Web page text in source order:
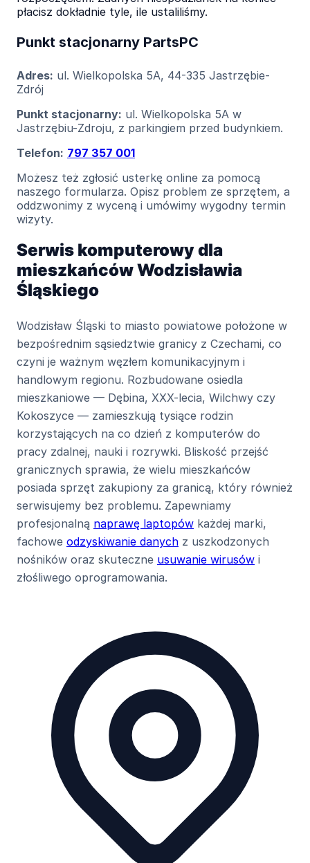
płacisz dokładnie tyle, ile ustaliliśmy.
Punkt stacjonarny PartsPC
Adres: ul. Wielkopolska 5A, 44-335 Jastrzębie-
Zdrój
Punkt stacjonarny: ul. Wielkopolska 5A w
Jastrzębiu-Zdroju, z parkingiem przed budynkiem.
Telefon: 797 357 001
Możesz też zgłosić usterkę online za pomocą
naszego formularza. Opisz problem ze sprzętem, a
oddzwonimy z wyceną i umówimy wygodny termin
wizyty.
Serwis komputerowy dla
mieszkańców Wodzisławia
Śląskiego
Wodzisław Śląski to miasto powiatowe położone w
bezpośrednim sąsiedztwie granicy z Czechami, co
czyni je ważnym węzłem komunikacyjnym i
handlowym regionu. Rozbudowane osiedla
mieszkaniowe — Dębina, XXX-lecia, Wilchwy czy
Kokoszyce — zamieszkują tysiące rodzin
korzystających na co dzień z komputerów do
pracy zdalnej, nauki i rozrywki. Bliskość przejść
granicznych sprawia, że wielu mieszkańców
posiada sprzęt zakupiony za granicą, który również
serwisujemy bez problemu. Zapewniamy
profesjonalną naprawę laptopów każdej marki,
fachowe odzyskiwanie danych z uszkodzonych
nośników oraz skuteczne usuwanie wirusów i
złośliwego oprogramowania.